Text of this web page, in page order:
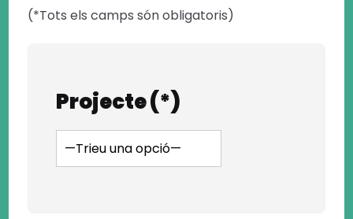
(*Tots els camps són obligatoris)
Projecte (*)